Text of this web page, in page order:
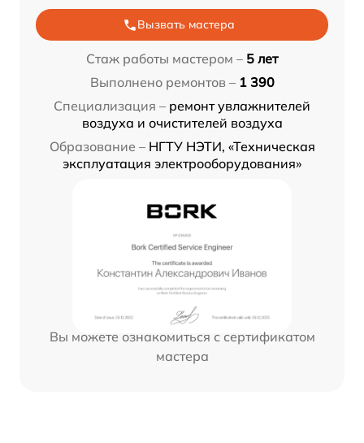
Вызвать мастера
Стаж работы мастером – 5 лет
Выполнено ремонтов – 1 390
Специализация – ремонт увлажнителей
воздуха и очистителей воздуха
Образование – НГТУ НЭТИ, «Техническая
эксплуатация электрооборудования»
Вы можете ознакомиться с сертификатом
мастера